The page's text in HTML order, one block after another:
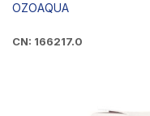
OZOAQUA
CN: 166217.0